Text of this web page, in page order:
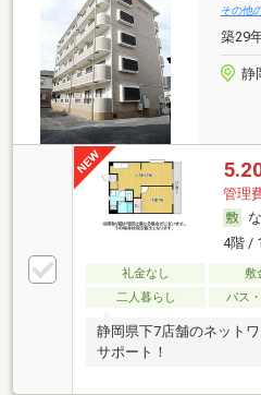
その他
築29
静
管理
4階 /
礼金なし 敷
二人暮らし
バス
静岡県下7店舗のネット
サポート！